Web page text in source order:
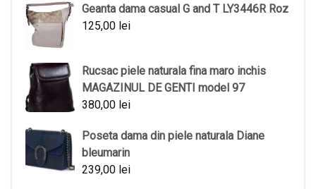
Geanta dama casual G and T LY3446R Roz
125,00 lei
Rucsac piele naturala fina maro inchis
MAGAZINUL DE GENTI model 97
380,00 lei
Poseta dama din piele naturala Diane
bleumarin
239,00 lei